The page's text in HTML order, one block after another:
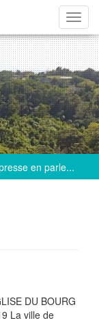
la
en parle...
DU BOURG
La ville de